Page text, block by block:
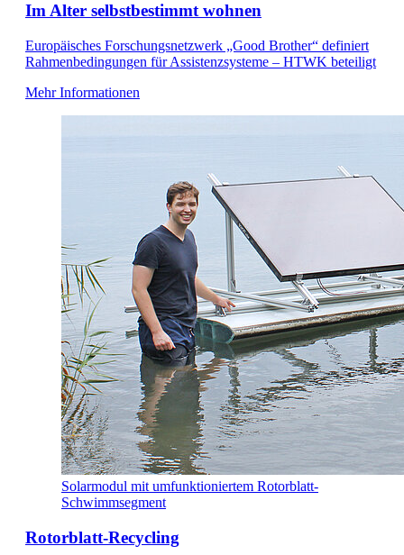
Im Alter selbstbestimmt wohnen
Europäisches Forschungsnetzwerk „Good Brother“ definiert
Rahmenbedingungen für Assistenzsysteme – HTWK beteiligt
Mehr Informationen
Solarmodul mit umfunktioniertem Rotorblatt-
Schwimmsegment
Rotorblatt-Recycling